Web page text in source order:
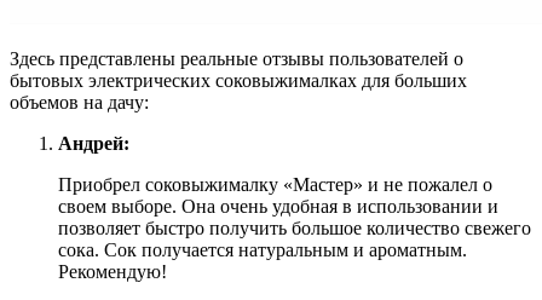
Здесь представлены реальные отзывы пользователей о
бытовых электрических соковыжималках для больших
объемов на дачу:
Андрей:
Приобрел соковыжималку «Мастер» и не пожалел о
своем выборе. Она очень удобная в использовании и
позволяет быстро получить большое количество свежего
сока. Сок получается натуральным и ароматным.
Рекомендую!